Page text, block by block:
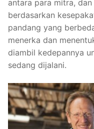
antara para mitra,
berdasarkan
pandang yang
menerka dan
diambil kedepannya
sedang dijalani.